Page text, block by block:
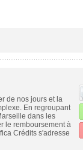
de nos jours et la
En regroupant
dans les
le remboursement à
Crédits s'adresse